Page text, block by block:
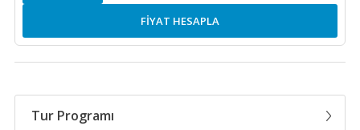
FİYAT HESAPLA
Tur Programı